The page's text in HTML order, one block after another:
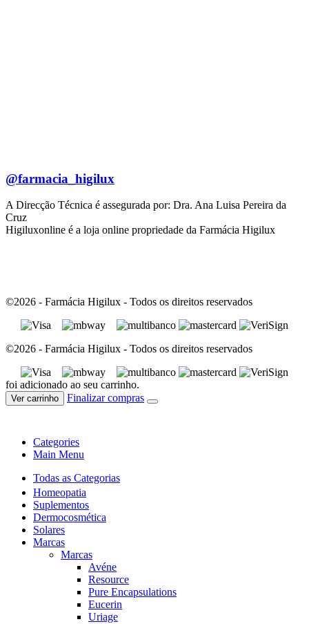
@farmacia_higilux
A Direcção Técnica é assegurada por: Dra. Ana Luisa Pereira da
Cruz
Higiluxonline é a loja online propriedade da Farmácia Higilux
©2026 - Farmácia Higilux - Todos os direitos reservados
©2026 - Farmácia Higilux - Todos os direitos reservados
foi adicionado ao seu carrinho.
Ver carrinho Finalizar compras
Categories
Main Menu
Todas as Categorias
Homeopatia
Suplementos
Dermocosmética
Solares
Marcas
Marcas
Avéne
Resource
Pure Encapsulations
Eucerin
Uriage